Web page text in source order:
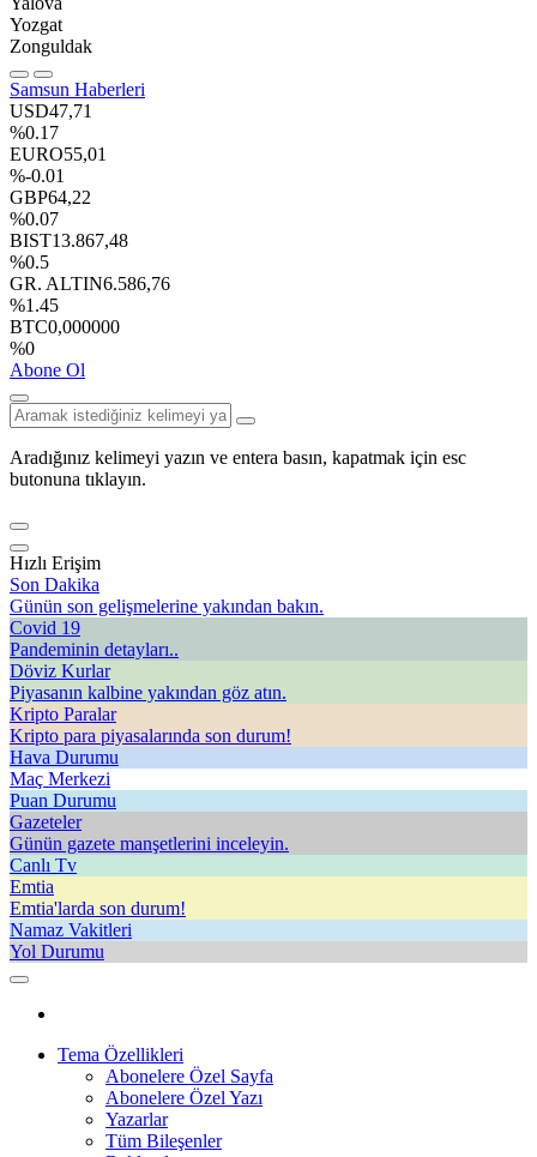
Yozgat
Zonguldak
Samsun Haberleri
USD47,71
%0.17
EURO55,01
%-0.01
GBP64,22
%0.07
BIST13.867,48
%0.5
GR. ALTIN6.586,76
%1.45
BTC0,000000
%0
Abone Ol
Aradığınız kelimeyi yazın ve entera basın, kapatmak için esc
butonuna tıklayın.
Hızlı Erişim
Son Dakika
Günün son gelişmelerine yakından bakın.
Covid 19
Pandeminin detayları..
Döviz Kurlar
Piyasanın kalbine yakından göz atın.
Kripto Paralar
Kripto para piyasalarında son durum!
Hava Durumu
Maç Merkezi
Puan Durumu
Gazeteler
Günün gazete manşetlerini inceleyin.
Canlı Tv
Emtia
Emtia'larda son durum!
Namaz Vakitleri
Yol Durumu
Tema Özellikleri
Abonelere Özel Sayfa
Abonelere Özel Yazı
Yazarlar
Tüm Bileşenler